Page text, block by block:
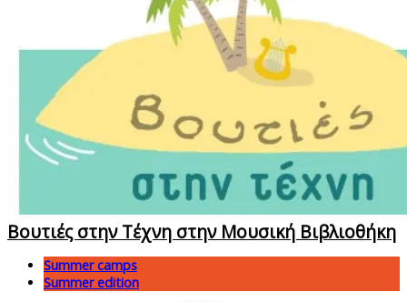
Βουτιές στην Τέχνη στην Μουσική Βιβλιοθήκη
Summer camps
Summer edition